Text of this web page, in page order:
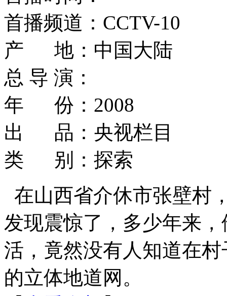
首播频道：CCTV-10
产 地：中国大陆
总 导 演：
年 份：2008
出 品：央视栏目
类 别：探索
在山西省介休市张壁村
发现震惊了，多少年来
活，竟然没有人知道在
的立体地道网。